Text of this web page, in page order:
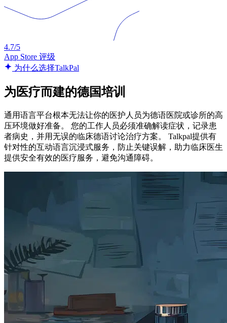
4.7/5
App Store 评级
为什么选择TalkPal
为医疗而建的德国培训
通用语言平台根本无法让你的医护人员为德语医院或诊所的高
压环境做好准备。 您的工作人员必须准确解读症状，记录患
者病史，并用无误的临床德语讨论治疗方案。 Talkpal提供有
针对性的互动语言沉浸式服务，防止关键误解，助力临床医生
提供安全有效的医疗服务，避免沟通障碍。